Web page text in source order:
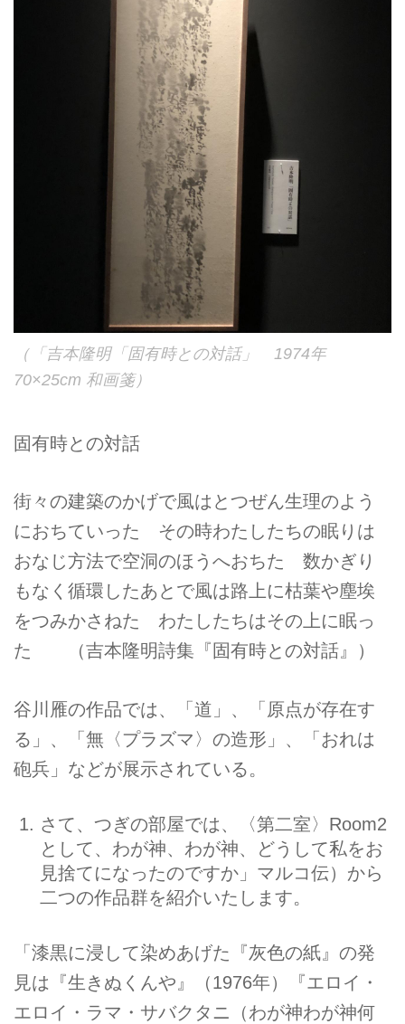
（「吉本隆明「固有時との対話」 1974年
70×25cm 和画箋）
固有時との対話
街々の建築のかげで風はとつぜん生理のよう
におちていった その時わたしたちの眠りは
おなじ方法で空洞のほうへおちた 数かぎり
もなく循環したあとで風は路上に枯葉や塵埃
をつみかさねた わたしたちはその上に眠っ
た （吉本隆明詩集『固有時との対話』）
谷川雁の作品では、「道」、「原点が存在す
る」、「無〈プラズマ〉の造形」、「おれは
砲兵」などが展示されている。
さて、つぎの部屋では、〈第二室〉Room2
として、わが神、わが神、どうして私をお
見捨てになったのですか」マルコ伝）から
二つの作品群を紹介いたします。
「漆黒に浸して染めあげた『灰色の紙』の発
見は『生きぬくんや』（1976年）『エロイ・
エロイ・ラマ・サバクタニ（わが神わが神何